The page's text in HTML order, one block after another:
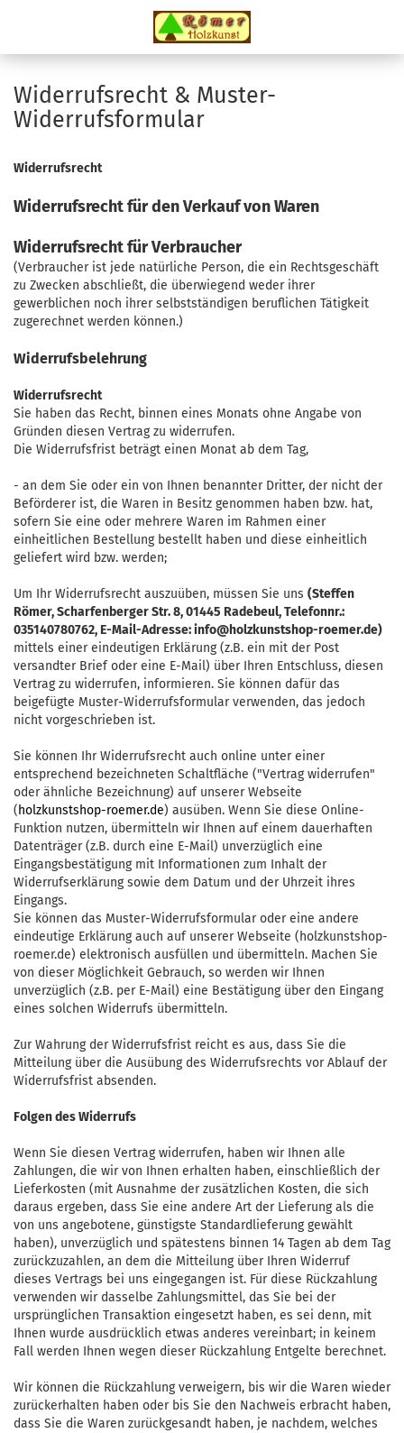
Widerrufsrecht & Muster-
Widerrufsformular
Widerrufsrecht
Widerrufsrecht für den Verkauf von Waren
Widerrufsrecht für Verbraucher
(Verbraucher ist jede natürliche Person, die ein Rechtsgeschäft
zu Zwecken abschließt, die überwiegend weder ihrer
gewerblichen noch ihrer selbstständigen beruflichen Tätigkeit
zugerechnet werden können.)
Widerrufsbelehrung
Widerrufsrecht
Sie haben das Recht, binnen eines Monats ohne Angabe von
Gründen diesen Vertrag zu widerrufen.
Die Widerrufsfrist beträgt einen Monat ab dem Tag,
- an dem Sie oder ein von Ihnen benannter Dritter, der nicht der
Beförderer ist, die Waren in Besitz genommen haben bzw. hat,
sofern Sie eine oder mehrere Waren im Rahmen einer
einheitlichen Bestellung bestellt haben und diese einheitlich
geliefert wird bzw. werden;
Um Ihr Widerrufsrecht auszuüben, müssen Sie uns (Steffen
Römer, Scharfenberger Str. 8, 01445 Radebeul, Telefonnr.:
035140780762, E-Mail-Adresse: info@holzkunstshop-roemer.de)
mittels einer eindeutigen Erklärung (z.B. ein mit der Post
versandter Brief oder eine E-Mail) über Ihren Entschluss, diesen
Vertrag zu widerrufen, informieren. Sie können dafür das
beigefügte Muster-Widerrufsformular verwenden, das jedoch
nicht vorgeschrieben ist.
Sie können Ihr Widerrufsrecht auch online unter einer
entsprechend bezeichneten Schaltfläche ("Vertrag widerrufen"
oder ähnliche Bezeichnung) auf unserer Webseite
(holzkunstshop-roemer.de) ausüben. Wenn Sie diese Online-
Funktion nutzen, übermitteln wir Ihnen auf einem dauerhaften
Datenträger (z.B. durch eine E-Mail) unverzüglich eine
Eingangsbestätigung mit Informationen zum Inhalt der
Widerrufserklärung sowie dem Datum und der Uhrzeit ihres
Eingangs.
Sie können das Muster-Widerrufsformular oder eine andere
eindeutige Erklärung auch auf unserer Webseite (holzkunstshop-
roemer.de) elektronisch ausfüllen und übermitteln. Machen Sie
von dieser Möglichkeit Gebrauch, so werden wir Ihnen
unverzüglich (z.B. per E-Mail) eine Bestätigung über den Eingang
eines solchen Widerrufs übermitteln.
Zur Wahrung der Widerrufsfrist reicht es aus, dass Sie die
Mitteilung über die Ausübung des Widerrufsrechts vor Ablauf der
Widerrufsfrist absenden.
Folgen des Widerrufs
Wenn Sie diesen Vertrag widerrufen, haben wir Ihnen alle
Zahlungen, die wir von Ihnen erhalten haben, einschließlich der
Lieferkosten (mit Ausnahme der zusätzlichen Kosten, die sich
daraus ergeben, dass Sie eine andere Art der Lieferung als die
von uns angebotene, günstigste Standardlieferung gewählt
haben), unverzüglich und spätestens binnen 14 Tagen ab dem Tag
zurückzuzahlen, an dem die Mitteilung über Ihren Widerruf
dieses Vertrags bei uns eingegangen ist. Für diese Rückzahlung
verwenden wir dasselbe Zahlungsmittel, das Sie bei der
ursprünglichen Transaktion eingesetzt haben, es sei denn, mit
Ihnen wurde ausdrücklich etwas anderes vereinbart; in keinem
Fall werden Ihnen wegen dieser Rückzahlung Entgelte berechnet.
Wir können die Rückzahlung verweigern, bis wir die Waren wieder
zurückerhalten haben oder bis Sie den Nachweis erbracht haben,
dass Sie die Waren zurückgesandt haben, je nachdem, welches